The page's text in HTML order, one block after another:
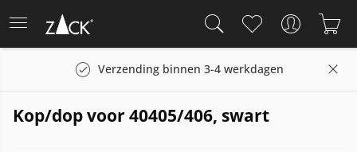
Verzending binnen 3-4 werkdagen
Kop/dop voor 40405/406, swart